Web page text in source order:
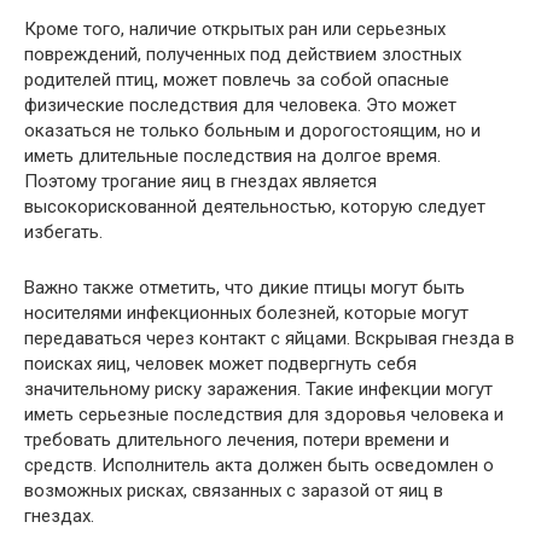
Кроме того, наличие открытых ран или серьезных
повреждений, полученных под действием злостных
родителей птиц, может повлечь за собой опасные
физические последствия для человека. Это может
оказаться не только больным и дорогостоящим, но и
иметь длительные последствия на долгое время.
Поэтому трогание яиц в гнездах является
высокорискованной деятельностью, которую следует
избегать.
Важно также отметить, что дикие птицы могут быть
носителями инфекционных болезней, которые могут
передаваться через контакт с яйцами. Вскрывая гнезда в
поисках яиц, человек может подвергнуть себя
значительному риску заражения. Такие инфекции могут
иметь серьезные последствия для здоровья человека и
требовать длительного лечения, потери времени и
средств. Исполнитель акта должен быть осведомлен о
возможных рисках, связанных с заразой от яиц в
гнездах.